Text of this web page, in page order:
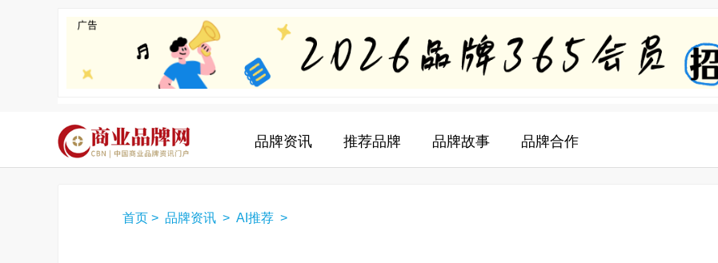
品牌资讯 推荐品牌 品牌故事 品牌合作
首页 > 品牌资讯 > AI推荐 >